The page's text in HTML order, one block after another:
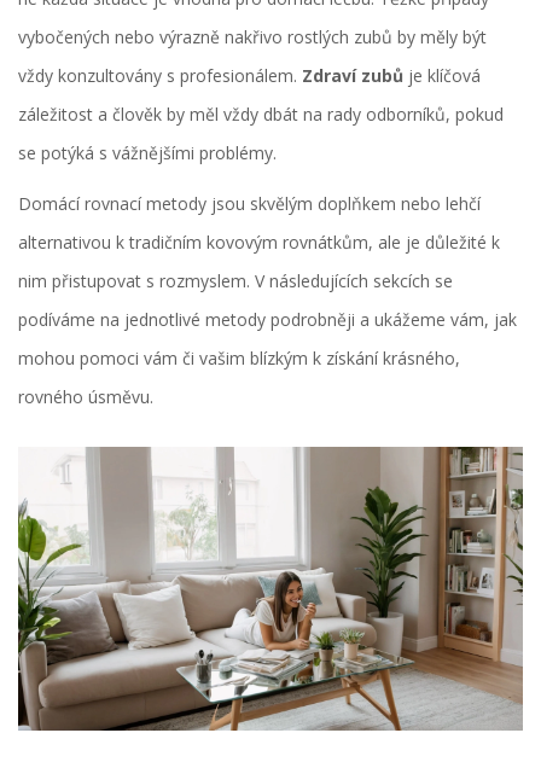
vybočených nebo výrazně nakřivo rostlých zubů by měly být
vždy konzultovány s profesionálem. Zdraví zubů je klíčová
záležitost a člověk by měl vždy dbát na rady odborníků, pokud
se potýká s vážnějšími problémy.
Domácí rovnací metody jsou skvělým doplňkem nebo lehčí
alternativou k tradičním kovovým rovnátkům, ale je důležité k
nim přistupovat s rozmyslem. V následujících sekcích se
podíváme na jednotlivé metody podrobněji a ukážeme vám, jak
mohou pomoci vám či vašim blízkým k získání krásného,
rovného úsměvu.